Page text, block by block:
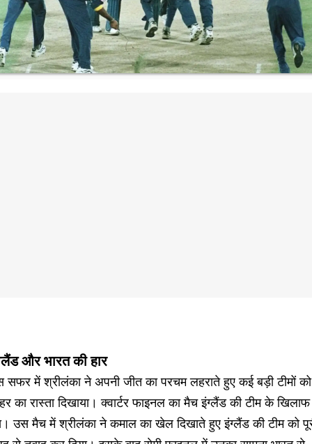
और भारत की हार
सफर में श्रीलंका ने अपनी जीत का परचम लहराते हुए कई बड़ी टीमों को
का रास्ता दिखाया। क्वार्टर फाइनल का मैच इंग्लैंड की टीम के खिलाफ
उस मैच में श्रीलंका ने कमाल का खेल दिखाते हुए इंग्लैंड की टीम को